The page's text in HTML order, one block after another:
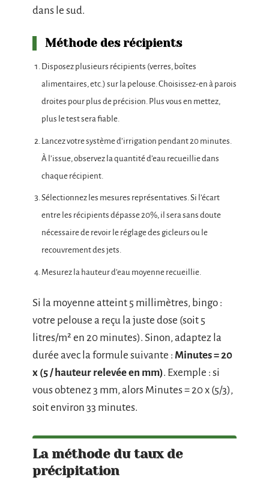
dans le sud.
Méthode des récipients
Disposez plusieurs récipients (verres, boîtes
alimentaires, etc.) sur la pelouse. Choisissez-en à parois
droites pour plus de précision. Plus vous en mettez,
plus le test sera fiable.
Lancez votre système d’irrigation pendant 20 minutes.
À l’issue, observez la quantité d’eau recueillie dans
chaque récipient.
Sélectionnez les mesures représentatives. Si l’écart
entre les récipients dépasse 20%, il sera sans doute
nécessaire de revoir le réglage des gicleurs ou le
recouvrement des jets.
Mesurez la hauteur d’eau moyenne recueillie.
Si la moyenne atteint 5 millimètres, bingo :
votre pelouse a reçu la juste dose (soit 5
litres/m² en 20 minutes). Sinon, adaptez la
durée avec la formule suivante : Minutes = 20
x (5 / hauteur relevée en mm). Exemple : si
vous obtenez 3 mm, alors Minutes = 20 x (5/3),
soit environ 33 minutes.
La méthode du taux de
précipitation